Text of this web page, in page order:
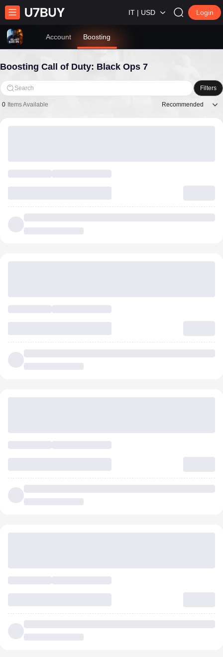
IT | USD Login
Account Boosting
Boosting Call of Duty: Black Ops 7
Search Filters
0 Items Available Recommended